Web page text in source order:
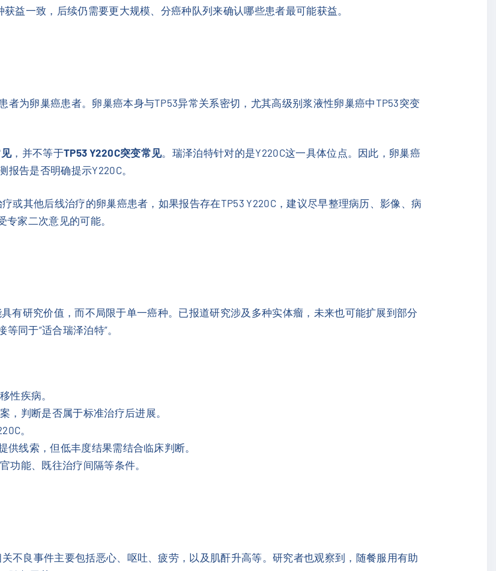
益一致，后续仍需要更大规模、分癌种队列来确认哪些患者最可能获益。
为卵巢癌患者。卵巢癌本身与TP53异常关系密切，尤其高级别浆液性卵巢癌中TP53突变
，并不等于TP53 Y220C突变常见。瑞泽泊特针对的是Y220C这一具体位点。因此，卵巢癌
告是否明确提示Y220C。
或其他后线治疗的卵巢癌患者，如果报告存在TP53 Y220C，建议尽早整理病历、影像、病
家二次意见的可能。
有研究价值，而不局限于单一癌种。已报道研究涉及多种实体瘤，未来也可能扩展到部分
同于“适合瑞泽泊特”。
性疾病。
，判断是否属于标准治疗后进展。
。
供线索，但低丰度结果需结合临床判断。
功能、既往治疗间隔等条件。
不良事件主要包括恶心、呕吐、疲劳，以及肌酐升高等。研究者也观察到，随餐服用有助